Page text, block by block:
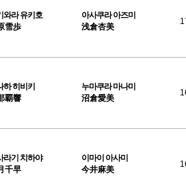
와라유키호
雪歩
아사쿠라 아즈미
浅倉杏美
하히비키
覇響
누마쿠라 마나미
沼倉愛美
라기 치하야
千早
이마이 아사미
今井麻美